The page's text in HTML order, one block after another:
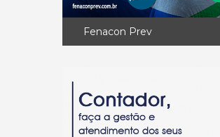
Fenacon Prev